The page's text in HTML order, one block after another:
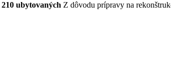
210 ubytovaných Z dôvodu prípravy na